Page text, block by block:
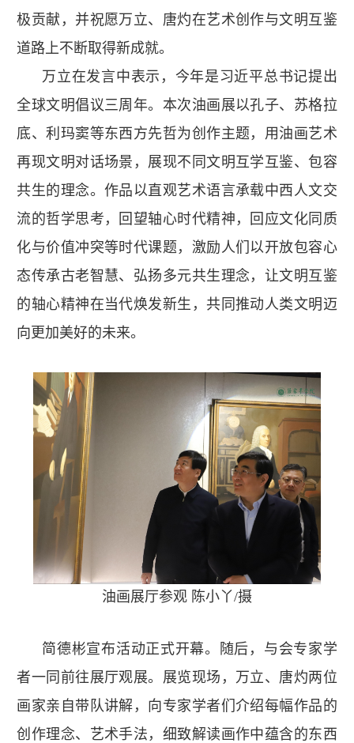
极贡献，并祝愿万立、唐灼在艺术创作与文明互鉴
道路上不断取得新成就。
万立在发言中表示，今年是习近平总书记提出
全球文明倡议三周年。本次油画展以孔子、苏格拉
底、利玛窦等东西方先哲为创作主题，用油画艺术
再现文明对话场景，展现不同文明互学互鉴、包容
共生的理念。作品以直观艺术语言承载中西人文交
流的哲学思考，回望轴心时代精神，回应文化同质
化与价值冲突等时代课题，激励人们以开放包容心
态传承古老智慧、弘扬多元共生理念，让文明互鉴
的轴心精神在当代焕发新生，共同推动人类文明迈
向更加美好的未来。
油画展厅参观 陈小丫/摄
简德彬宣布活动正式开幕。随后，与会专家学
者一同前往展厅观展。展览现场，万立、唐灼两位
画家亲自带队讲解，向专家学者们介绍每幅作品的
创作理念、艺术手法，细致解读画作中蕴含的东西